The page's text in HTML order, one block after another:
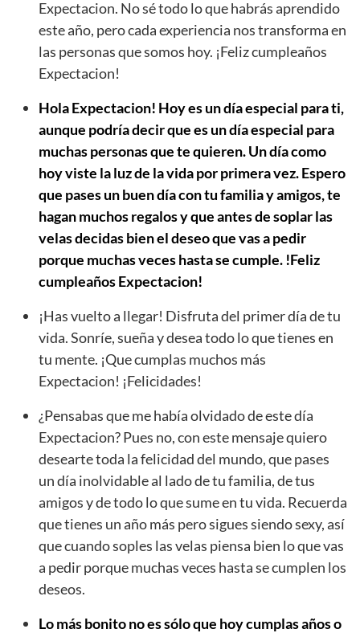
Expectacion. No sé todo lo que habrás aprendido
este año, pero cada experiencia nos transforma en
las personas que somos hoy. ¡Feliz cumpleaños
Expectacion!
Hola Expectacion! Hoy es un día especial para ti,
aunque podría decir que es un día especial para
muchas personas que te quieren. Un día como
hoy viste la luz de la vida por primera vez. Espero
que pases un buen día con tu familia y amigos, te
hagan muchos regalos y que antes de soplar las
velas decidas bien el deseo que vas a pedir
porque muchas veces hasta se cumple. !Feliz
cumpleaños Expectacion!
¡Has vuelto a llegar! Disfruta del primer día de tu
vida. Sonríe, sueña y desea todo lo que tienes en
tu mente. ¡Que cumplas muchos más
Expectacion! ¡Felicidades!
¿Pensabas que me había olvidado de este día
Expectacion? Pues no, con este mensaje quiero
desearte toda la felicidad del mundo, que pases
un día inolvidable al lado de tu familia, de tus
amigos y de todo lo que sume en tu vida. Recuerda
que tienes un año más pero sigues siendo sexy, así
que cuando soples las velas piensa bien lo que vas
a pedir porque muchas veces hasta se cumplen los
deseos.
Lo más bonito no es sólo que hoy cumplas años o